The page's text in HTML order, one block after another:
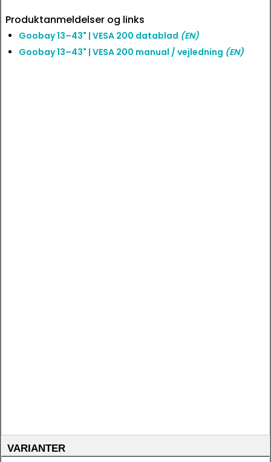
Produktanmeldelser og links
Goobay 13–43" | VESA 200 datablad (EN)
Goobay 13–43" | VESA 200 manual / vejledning (EN)
VARIANTER